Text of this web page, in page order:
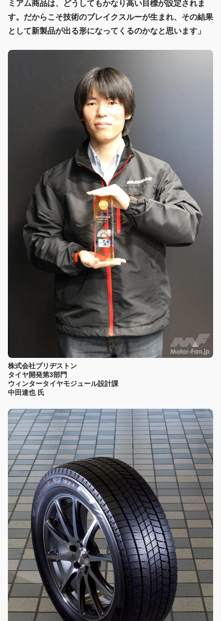
ミアム商品は、どうしてもかなり高い目標が設定されま
す。だからこそ技術のブレイクスルーが生まれ、その結果
として新製品が出る形になってくるのかなと思います」
株式会社ブリヂストン
タイヤ開発第3部門
ウィンタータイヤモジュール設計課
中田達也 氏